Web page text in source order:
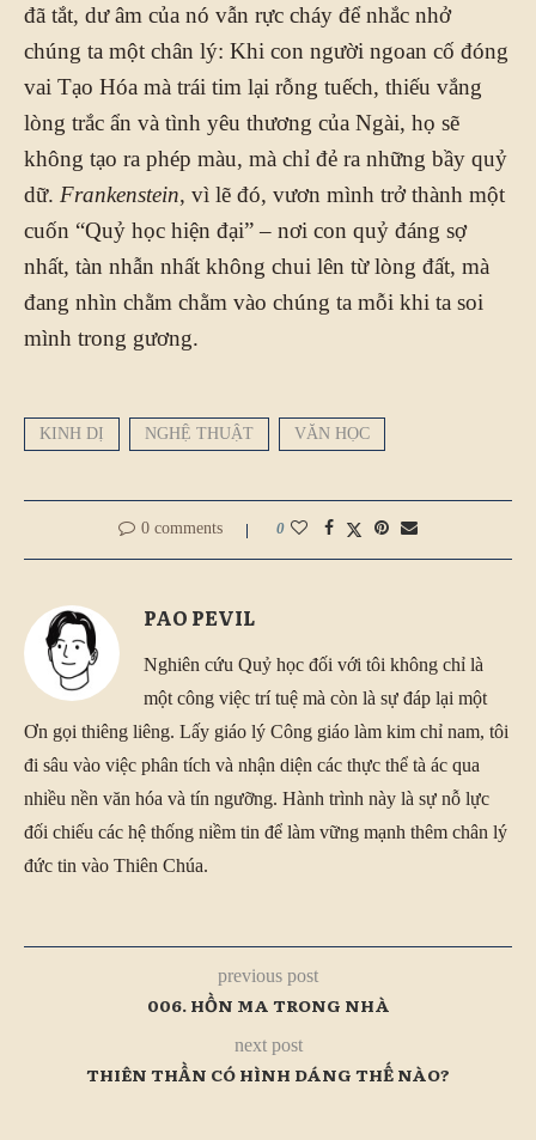
đã tắt, dư âm của nó vẫn rực cháy để nhắc nhở
chúng ta một chân lý: Khi con người ngoan cố đóng
vai Tạo Hóa mà trái tim lại rỗng tuếch, thiếu vắng
lòng trắc ẩn và tình yêu thương của Ngài, họ sẽ
không tạo ra phép màu, mà chỉ đẻ ra những bầy quỷ
dữ. Frankenstein, vì lẽ đó, vươn mình trở thành một
cuốn “Quỷ học hiện đại” – nơi con quỷ đáng sợ
nhất, tàn nhẫn nhất không chui lên từ lòng đất, mà
đang nhìn chằm chằm vào chúng ta mỗi khi ta soi
mình trong gương.
KINH DỊ NGHỆ THUẬT VĂN HỌC
0 comments 0
PAO PEVIL
Nghiên cứu Quỷ học đối với tôi không chỉ là
một công việc trí tuệ mà còn là sự đáp lại một
Ơn gọi thiêng liêng. Lấy giáo lý Công giáo làm kim chỉ nam, tôi
đi sâu vào việc phân tích và nhận diện các thực thể tà ác qua
nhiều nền văn hóa và tín ngưỡng. Hành trình này là sự nỗ lực
đối chiếu các hệ thống niềm tin để làm vững mạnh thêm chân lý
đức tin vào Thiên Chúa.
previous post
006. HỒN MA TRONG NHÀ
next post
THIÊN THẦN CÓ HÌNH DÁNG THẾ NÀO?